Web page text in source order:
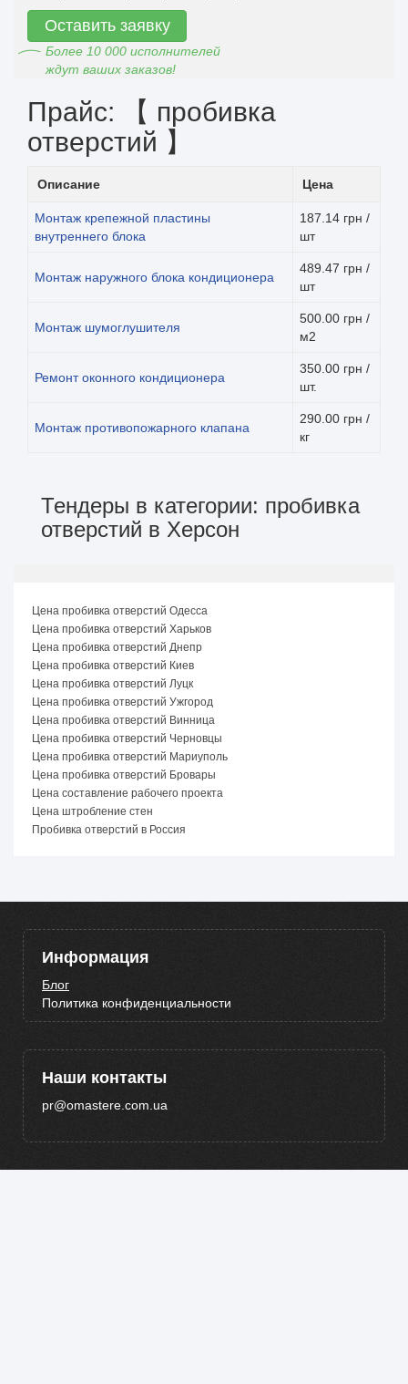
Оставить заявку
Более 10 000 исполнителей
ждут ваших заказов!
Прайс: 【 пробивка
отверстий 】
Описание Цена
Монтаж крепежной пластины
внутреннего блока
187.14 грн /
шт
Монтаж наружного блока кондиционера
489.47 грн /
шт
Монтаж шумоглушителя
500.00 грн /
м2
Ремонт оконного кондиционера
350.00 грн /
шт.
Монтаж противопожарного клапана
290.00 грн /
кг
Тендеры в категории: пробивка
отверстий в Херсон
Цена пробивка отверстий Одесса
Цена пробивка отверстий Харьков
Цена пробивка отверстий Днепр
Цена пробивка отверстий Киев
Цена пробивка отверстий Луцк
Цена пробивка отверстий Ужгород
Цена пробивка отверстий Винница
Цена пробивка отверстий Черновцы
Цена пробивка отверстий Мариуполь
Цена пробивка отверстий Бровары
Цена составление рабочего проекта
Цена штробление стен
Пробивка отверстий в Россия
Информация
Блог
Политика конфиденциальности
Наши контакты
pr@omastere.com.ua